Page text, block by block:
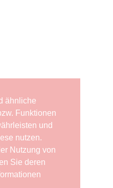
ähnliche
Funktionen
und
nutzen.
Nutzung von
Sie deren